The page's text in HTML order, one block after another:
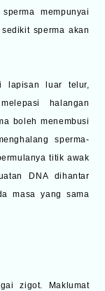
mempunyai
sperma akan
lapisan luar telur,
halangan
boleh menembusi
sperma-
titik awak
DNA dihantar
masa yang sama
zigot. Maklumat